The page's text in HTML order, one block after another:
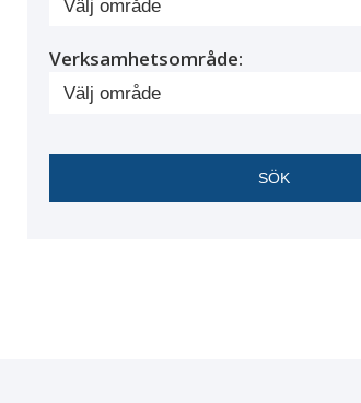
Verksamhetsområde: